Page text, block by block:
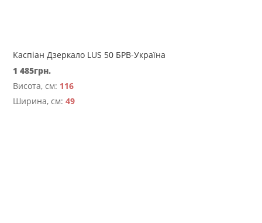
Каспіан Дзеркало LUS 50 БРВ-Україна
1 485грн.
Висота, см: 116
Ширина, см:49